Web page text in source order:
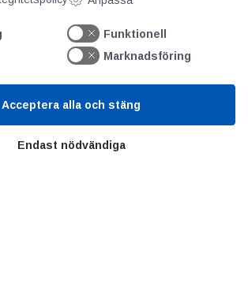
Funktionell
Marknadsföring
Endast nödvändiga
Acceptera alla och stäng